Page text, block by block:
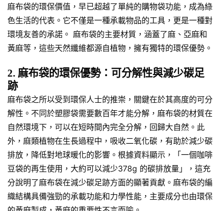
麻布袋的環保價值，早已超越了單純的購物袋功能，成為綠
色生活的代表。它不僅是一種承載物品的工具，更是一種對
環境友善的承諾。 麻布袋的主要材質，涵蓋了麻、亞麻和
黃麻等，這些天然纖維都源自植物，擁有獨特的環保優勢。
2. 麻布袋的環保優勢：可分解性與減少碳足
跡
麻布袋之所以受到環保人士的推崇，關鍵在於其高度的可分
解性。不同於塑膠袋需要數百年才能分解，麻布袋的材質在
自然環境下，可以在短時間內完全分解，回歸大自然。此
外，麻類植物在生長過程中，吸收二氧化碳，有助於減少碳
排放，降低對地球暖化的影響。根據資料顯示，「一個咖啡
豆袋的再生使用，大約可以減少378g 的碳排放量」，這充
分說明了麻布袋在減少碳足跡方面的顯著貢獻。麻布袋的編
織結構具備強勁的承載功能和力學性能，主要成分也由環保